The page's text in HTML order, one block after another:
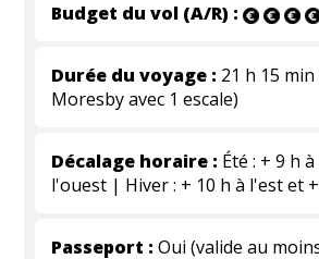
Budget du vol (A/R) :
Durée du voyage : 21 h 15
Moresby avec 1 escale)
Décalage horaire : Été : + 9 h
l'ouest | Hiver : + 10 h à l'est et
Passeport : Oui (valide au